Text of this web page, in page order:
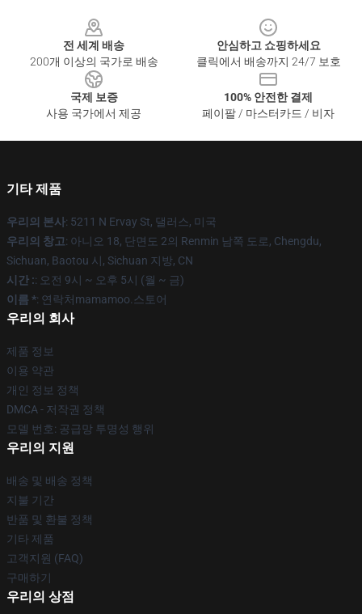
전 세계 배송
200개 이상의 국가로 배송
안심하고 쇼핑하세요
클릭에서 배송까지 24/7 보호
국제 보증
사용 국가에서 제공
100% 안전한 결제
페이팔 / 마스터카드 / 비자
기타 제품
우리의 본사: 5211 N Ervay St, 댈러스, 미국
우리의 창고: 아니오 18, 단면도 2의 Renmin 남쪽 도로, Chengdu,
Sichuan, Baotou 시, Sichuan 지방, CN
시간 :: 오전 9시 ~ 오후 5시 (월 ~ 금)
이름 *: 연락처mamamoo.스토어
우리의 회사
제품 정보
이용 약관
개인 정보 정책
DMCA - 저작권 정책
모델 번호: 공급망 투명성 행위
우리의 지원
배송 및 배송 정책
지불 기간
반품 및 환불 정책
기타 제품
고객지원 (FAQ)
구매하기
우리의 상점